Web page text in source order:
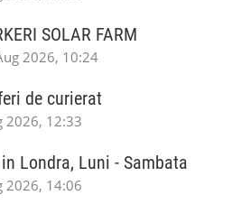
SOLAR FARM
2026, 10:24
de curierat
2026, 12:33
Londra, Luni - Sambata
2026, 14:06